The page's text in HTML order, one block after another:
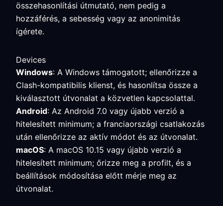
összehasonlítási útmutató, nem pedig a
hozzáférés, a sebesség vagy az anonimitás
ígérete.
Devices
Windows: A Windows támogatott; ellenőrizze a
Clash-kompatibilis klienst, és hasonlítsa össze a
kiválasztott útvonalat a közvetlen kapcsolattal.
Android: Az Android 7.0 vagy újabb verzió a
hitelesített minimum; a franciaországi csatlakozás
után ellenőrizze az aktív módot és az útvonalat.
macOS: A macOS 10.15 vagy újabb verzió a
hitelesített minimum; őrizze meg a profilt, és a
beállítások módosítása előtt mérje meg az
útvonalat.